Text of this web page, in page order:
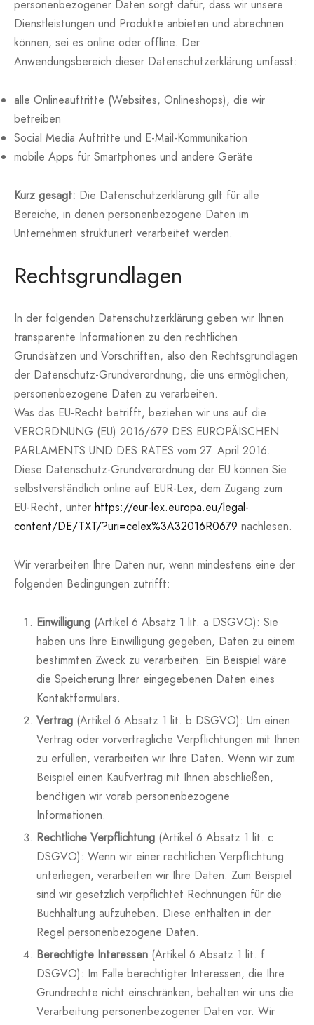
personenbezogener Daten sorgt dafür, dass wir unsere
Dienstleistungen und Produkte anbieten und abrechnen
können, sei es online oder offline. Der
Anwendungsbereich dieser Datenschutzerklärung umfasst:
alle Onlineauftritte (Websites, Onlineshops), die wir
betreiben
Social Media Auftritte und E-Mail-Kommunikation
mobile Apps für Smartphones und andere Geräte
Kurz gesagt: Die Datenschutzerklärung gilt für alle
Bereiche, in denen personenbezogene Daten im
Unternehmen strukturiert verarbeitet werden.
Rechtsgrundlagen
In der folgenden Datenschutzerklärung geben wir Ihnen
transparente Informationen zu den rechtlichen
Grundsätzen und Vorschriften, also den Rechtsgrundlagen
der Datenschutz-Grundverordnung, die uns ermöglichen,
personenbezogene Daten zu verarbeiten.
Was das EU-Recht betrifft, beziehen wir uns auf die
VERORDNUNG (EU) 2016/679 DES EUROPÄISCHEN
PARLAMENTS UND DES RATES vom 27. April 2016.
Diese Datenschutz-Grundverordnung der EU können Sie
selbstverständlich online auf EUR-Lex, dem Zugang zum
EU-Recht, unter https://eur-lex.europa.eu/legal-
content/DE/TXT/?uri=celex%3A32016R0679 nachlesen.
Wir verarbeiten Ihre Daten nur, wenn mindestens eine der
folgenden Bedingungen zutrifft:
Einwilligung(Artikel 6 Absatz 1 lit. a DSGVO): Sie
haben uns Ihre Einwilligung gegeben, Daten zu einem
bestimmten Zweck zu verarbeiten. Ein Beispiel wäre
die Speicherung Ihrer eingegebenen Daten eines
Kontaktformulars.
Vertrag(Artikel 6 Absatz 1 lit. b DSGVO): Um einen
Vertrag oder vorvertragliche Verpflichtungen mit Ihnen
zu erfüllen, verarbeiten wir Ihre Daten. Wenn wir zum
Beispiel einen Kaufvertrag mit Ihnen abschließen,
benötigen wir vorab personenbezogene
Informationen.
Rechtliche Verpflichtung(Artikel 6 Absatz 1 lit. c
DSGVO): Wenn wir einer rechtlichen Verpflichtung
unterliegen, verarbeiten wir Ihre Daten. Zum Beispiel
sind wir gesetzlich verpflichtet Rechnungen für die
Buchhaltung aufzuheben. Diese enthalten in der
Regel personenbezogene Daten.
Berechtigte Interessen(Artikel 6 Absatz 1 lit. f
DSGVO): Im Falle berechtigter Interessen, die Ihre
Grundrechte nicht einschränken, behalten wir uns die
Verarbeitung personenbezogener Daten vor. Wir